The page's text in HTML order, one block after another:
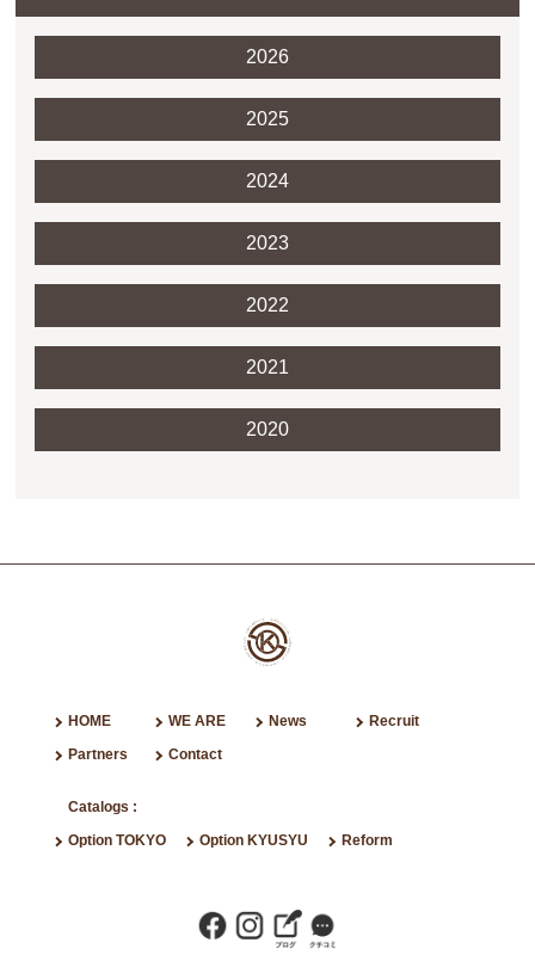
2026
2025
2024
2023
2022
2021
2020
HOME WE ARE News
Recruit
Partners
Contact
Catalogs :
Option TOKYO
Option KYUSYU Reform